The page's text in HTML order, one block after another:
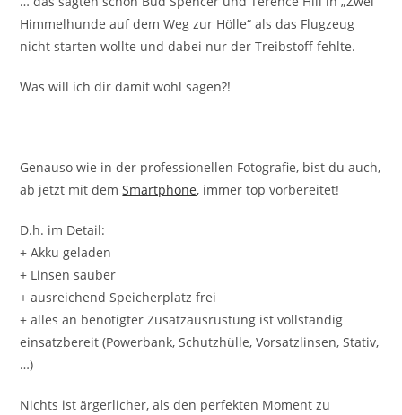
Himmelhunde auf dem Weg zur Hölle“ als das Flugzeug
nicht starten wollte und dabei nur der Treibstoff fehlte.
Was will ich dir damit wohl sagen?!
Genauso wie in der professionellen Fotografie, bist du auch,
ab jetzt mit demSmartphone, immer top vorbereitet!
D.h. im Detail:
+ Akku geladen
+ Linsen sauber
+ ausreichend Speicherplatz frei
+ alles an benötigter Zusatzausrüstung ist vollständig
einsatzbereit (Powerbank, Schutzhülle, Vorsatzlinsen, Stativ,
…)
Nichts ist ärgerlicher, als den perfekten Moment zu